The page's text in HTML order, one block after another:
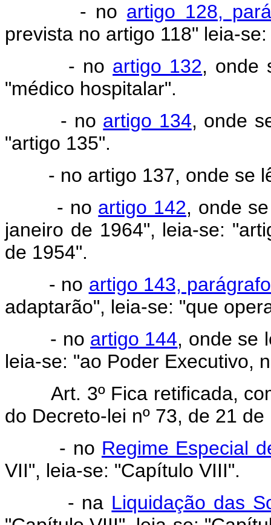
- no artigo 128,
prevista no artigo 118" leia-
- no artigo 132, onde
"médico hospitalar".
- no artigo 134, onde
"artigo 135".
- no artigo 137, onde se
- no artigo 142, onde
janeiro de 1964", leia-se:
de 1954".
- no artigo 143,
adaptarão", leia-se: "que
- no artigo 144, onde se
leia-se: "ao Poder Executivo,
Art. 3º Fica retificada,
do Decreto-lei nº 73, de 21
- no Regime Especial
VII", leia-se: "Capítulo VIII".
- na Liquidação das